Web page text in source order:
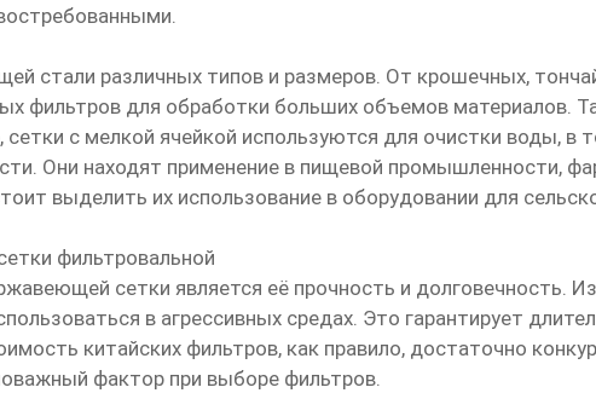
стали различных типов и размеров. От крошечных,
фильтров для обработки больших объемов материалов.
с мелкой ячейкой используются для очистки воды, в
Они находят применение в пищевой промышленности,
выделить их использование в оборудовании для
фильтровальной
сетки является её прочность и долговечность.
в агрессивных средах. Это гарантирует
китайских фильтров, как правило, достаточно
фактор при выборе фильтров.